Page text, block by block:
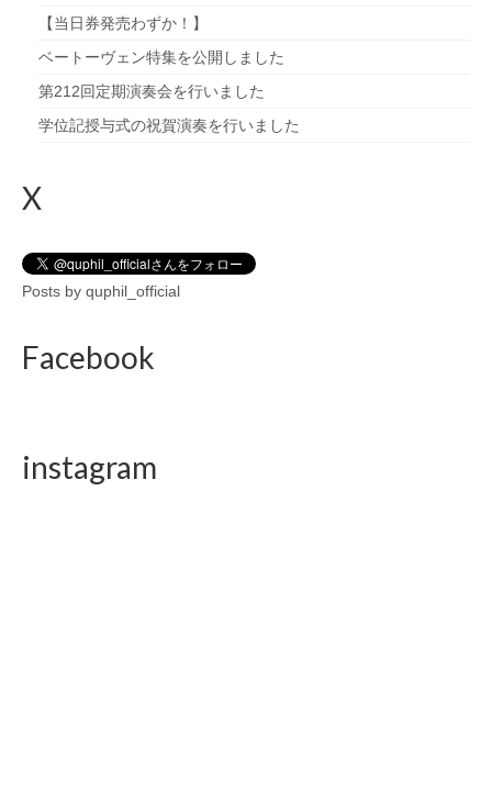
【当日券発売わずか！】
ベートーヴェン特集を公開しました
第212回定期演奏会を行いました
学位記授与式の祝賀演奏を行いました
X
Posts by quphil_official
Facebook
instagram